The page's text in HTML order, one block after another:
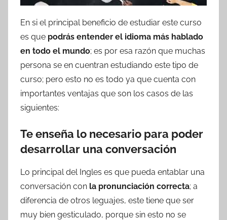
En si el principal beneficio de estudiar este curso
es que podrás entender el idioma más hablado
en todo el mundo; es por esa razón que muchas
persona se en cuentran estudiando este tipo de
curso; pero esto no es todo ya que cuenta con
importantes ventajas que son los casos de las
siguientes:
Te enseña lo necesario para poder
desarrollar una conversación
Lo principal del Ingles es que pueda entablar una
conversación con la pronunciación correcta; a
diferencia de otros leguajes, este tiene que ser
muy bien gesticulado, porque sin esto no se